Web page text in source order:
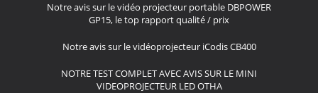
Notre avis sur le vidéo projecteur portable DBPOWER
GP15, le top rapport qualité / prix
Notre avis sur le vidéoprojecteur iCodis CB400
NOTRE TEST COMPLET AVEC AVIS SUR LE MINI
VIDEOPROJECTEUR LED OTHA